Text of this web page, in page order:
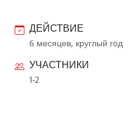
ДЕЙСТВИЕ
6 месяцев, круглый год
УЧАСТНИКИ
1-2